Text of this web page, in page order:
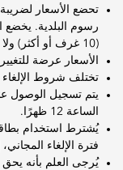
رسوم البلدية.
(10 غرف أو أكثر) ولا يمكن دمجه مع عروض أخرى.
الأسعار عرضة
تختلف شروط الإلغاء
الساعة 12 ظهرًا.
يُشترط استخدام
فترة الإلغاء
يُرجى العلم بأنه